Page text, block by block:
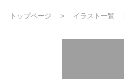
トップページ イラスト一覧